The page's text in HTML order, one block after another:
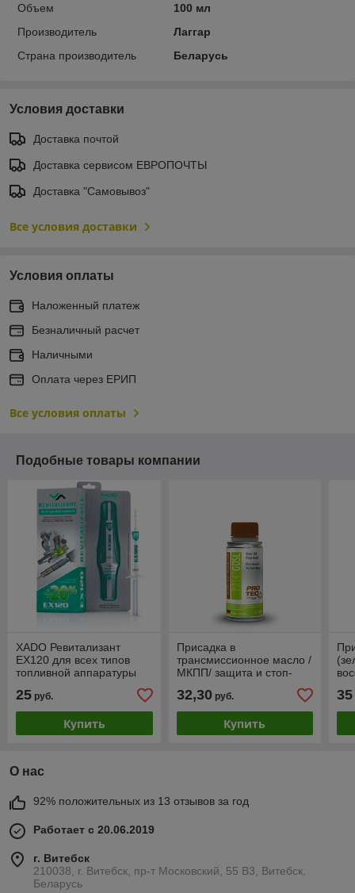
Объем
100 мл
Производитель
Лаггар
Страна производитель
Беларусь
Условия доставки
Доставка почтой
Доставка сервисом ЕВРОПОЧТЫ
Доставка "Самовывоз"
Все условия доставки
Условия оплаты
Наложенный платеж
Безналичный расчет
Наличными
Оплата через ЕРИП
Все условия оплаты
Подобные товары компании
XADO Ревитализант
EX120 для всех типов
топливной аппаратуры
25 руб.
Купить
Присадка в
трансмиссионное масло /
МКПП/ защита и стоп-
течь PROTEC P2141 Gear
Oil Stop Leak (50мл)
32,30руб.
Купить
35
О нас
92% положительных из 13 отзывов за год
Работает с 20.06.2019
г. Витебск
210038, г. Витебск, пр-т Московский, 55 B3, Витебск,
Беларусь